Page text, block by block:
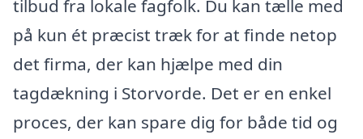
tilbud fra lokale fagfolk. Du kan tælle med
på kun ét præcist træk for at finde netop
det firma, der kan hjælpe med din
tagdækning i Storvorde. Det er en enkel
proces, der kan spare dig for både tid og